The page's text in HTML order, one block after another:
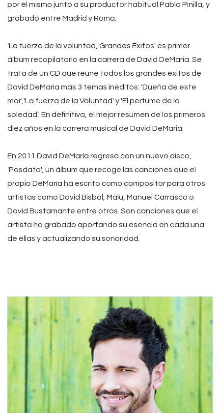
por él mismo junto a su productor habitual Pablo Pinilla, y
grabado entre Madrid y Roma.
'La fuerza de la voluntad, Grandes Éxitos' es primer
álbum recopilatorio en la carrera de David DeMaria. Se
trata de un CD que reúne todos los grandes éxitos de
David DeMaria más 3 temas inéditos: 'Dueña de este
mar','La fuerza de la Voluntad' y 'El perfume de la
soledad'. En definitiva, el mejor resumen de los primeros
diez años en la carrera musical de David DeMaria.
En 2011 David DeMaría regresa con un nuevo disco,
'Posdata', un álbum que recoge las canciones que el
propio DeMaría ha escrito como compositor para otros
artistas como David Bisbal, Malu, Manuel Carrasco o
David Bustamante entre otros. Son canciones que el
artista ha grabado aportando su esencia en cada una
de ellas y actualizando su sonoridad.